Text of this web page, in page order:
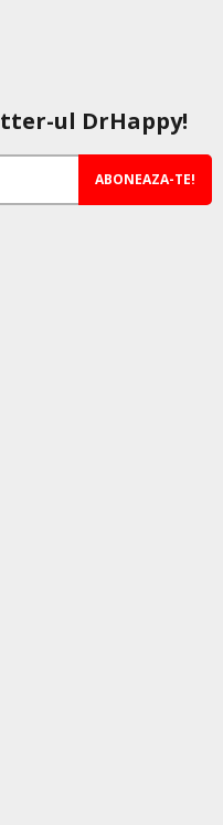
ul DrHappy!
ABONEAZA-TE!